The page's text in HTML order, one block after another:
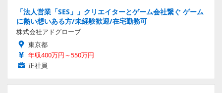
「法人営業「SES」」クリエイターとゲーム会社繋ぐ ゲーム
に熱い想いある方/未経験歓迎/在宅勤務可
株式会社アドグローブ
東京都
年収400万円～550万円
正社員